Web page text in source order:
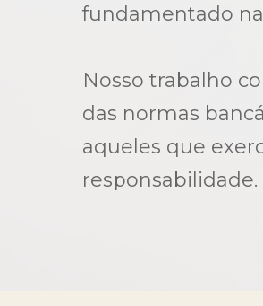
fundamentado
Nosso trabalho
das normas
aqueles que
responsabilidade.